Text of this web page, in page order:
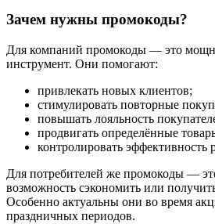
Зачем нужны промокоды?
Для компаний промокоды — это
инструмент. Они помогают:
привлекать новых клиентов;
стимулировать повторные
повышать лояльность
продвигать определённые
контролировать
Для потребителей же промокоды —
возможность сэкономить или
Особенно актуальны они во время
праздничных периодов.